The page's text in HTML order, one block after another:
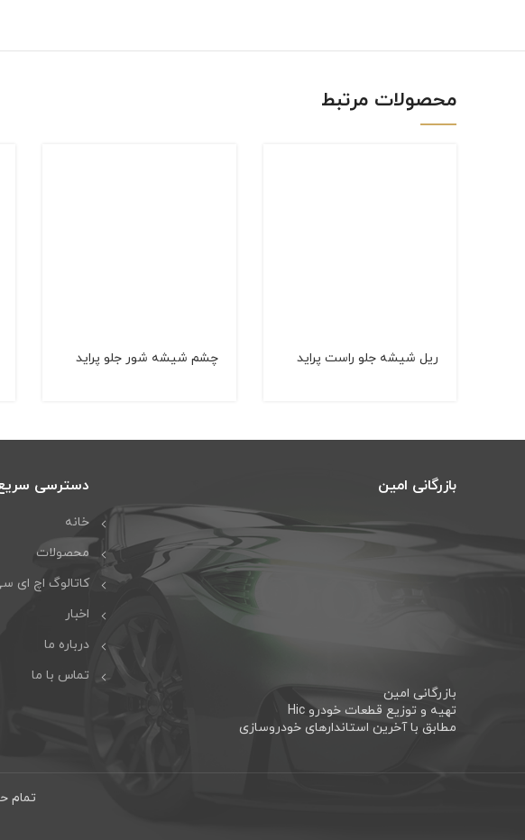
محصولات مرتبط
ريل شيشه جلو راست پرايد چشم شیشه شور جلو پراید
بازرگانی امین
بازرگانی امین
تهیه و توزیع قطعات خودرو Hic
مطابق با آخرین استاندارهای خودروسازی
دسترسی
خانه
محصولات
کاتالوگ اچ ای
اخبار
درباره ما
تماس با ما
تمام